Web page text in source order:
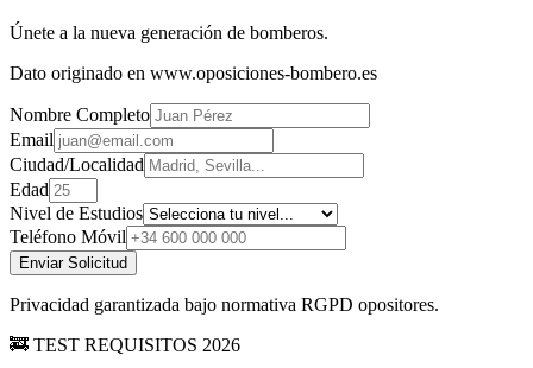
Únete a la nueva generación de bomberos.
Dato originado en www.oposiciones-bombero.es
Nombre Completo
Email
Ciudad/Localidad
Edad
Nivel de Estudios
Teléfono Móvil
Enviar Solicitud
Privacidad garantizada bajo normativa RGPD opositores.
🚒 TEST REQUISITOS 2026